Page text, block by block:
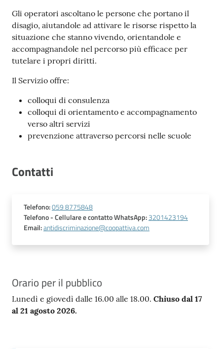
Gli operatori ascoltano le persone che portano il
disagio, aiutandole ad attivare le risorse rispetto la
situazione che stanno vivendo, orientandole e
accompagnandole nel percorso più efficace per
tutelare i propri diritti.
Il Servizio offre:
colloqui di consulenza
colloqui di orientamento e accompagnamento
verso altri servizi
prevenzione attraverso percorsi nelle scuole
Contatti
Telefono:059 8775848
Telefono- Cellulare e contatto WhatsApp:3201423194
Email:antidiscriminazione@coopattiva.com
Orario per il pubblico
Lunedì e giovedì dalle 16.00 alle 18.00. Chiuso dal 17
al 21 agosto 2026.